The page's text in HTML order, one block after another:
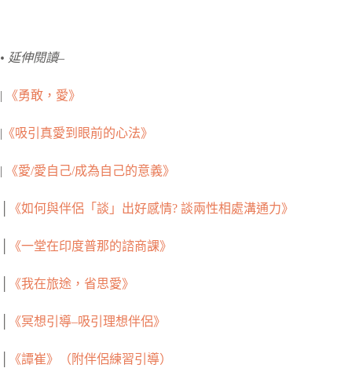
• 延伸閱讀–
| 《勇敢，愛》
| 《吸引真愛到眼前的心法》
| 《愛/愛自己/成為自己的意義》
《如何與伴侶「談」出好感情? 談兩性相處溝通力》
《一堂在印度普那的諮商課》
《我在旅途，省思愛》
《冥想引導–吸引理想伴侶》
《譚崔》（附伴侶練習引導）